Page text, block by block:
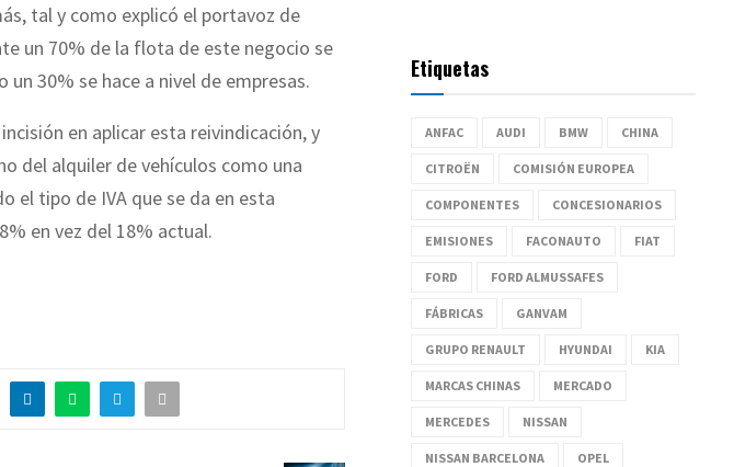
tal y como explicó el portavoz de
un 70% de la flota de este negocio se
30% se hace a nivel de empresas.
en aplicar esta reivindicación, y
del alquiler de vehículos como una
el tipo de IVA que se da en esta
en vez del 18% actual.
Etiquetas
ANFAC AUDI BMW CHINA
CITROËN COMISIÓN EUROPEA
COMPONENTES CONCESIONARIOS
EMISIONES FACONAUTO FIAT
FORD FORD ALMUSSAFES
FÁBRICAS GANVAM
GRUPO RENAULT HYUNDAI KIA
MARCAS CHINAS MERCADO
MERCEDES NISSAN
NISSAN BARCELONA OPEL